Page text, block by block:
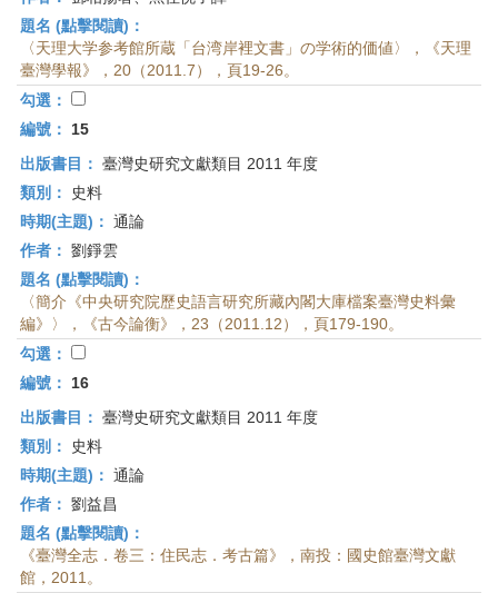
題名 (點擊閱讀)：
〈天理大学参考館所蔵「台湾岸裡文書」の学術的価値〉，《天理
臺灣學報》，20（2011.7），頁19-26。
勾選：
編號：
15
出版書目： 臺灣史研究文獻類目 2011 年度
類別：
史料
時期(主題)： 通論
作者： 劉錚雲
題名 (點擊閱讀)：
〈簡介《中央研究院歷史語言研究所藏內閣大庫檔案臺灣史料彙
編》〉，《古今論衡》，23（2011.12），頁179-190。
勾選：
編號：
16
出版書目： 臺灣史研究文獻類目 2011 年度
類別：
史料
時期(主題)： 通論
作者： 劉益昌
題名 (點擊閱讀)：
《臺灣全志．卷三：住民志．考古篇》，南投：國史館臺灣文獻
館，2011。